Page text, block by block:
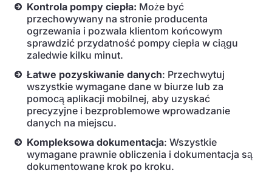
Kontrola pompy ciepła: Może być
przechowywany na stronie producenta
ogrzewania i pozwala klientom końcowym
sprawdzić przydatność pompy ciepła w ciągu
zaledwie kilku minut.
Łatwe pozyskiwanie danych: Przechwytuj
wszystkie wymagane dane w biurze lub za
pomocą aplikacji mobilnej, aby uzyskać
precyzyjne i bezproblemowe wprowadzanie
danych na miejscu.
Kompleksowa dokumentacja: Wszystkie
wymagane prawnie obliczenia i dokumentacja są
dokumentowane krok po kroku.